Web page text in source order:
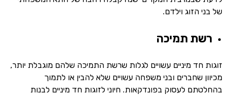
של בני הזוג וילדם.
רשת תמיכה
זוגות חד מיניים עשויים לגלות שרשת התמיכה שלהם מוגבלת יותר,
מכיוון שחברים ובני משפחה עשויים שלא להבין או לתמוך
בהחלטתם לעסוק בפונדקאות. חיוני לזוגות חד מיניים לבנות